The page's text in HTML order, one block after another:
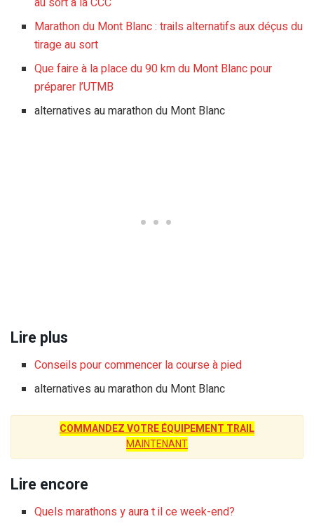
Marathon du Mont Blanc : trails alternatifs aux déçus du
tirage au sort
Que faire à la place du 90 km du Mont Blanc pour
préparer l’UTMB
alternatives au marathon du Mont Blanc
Lire plus
Conseils pour commencer la course à pied
alternatives au marathon du Mont Blanc
COMMANDEZ VOTRE ÉQUIPEMENT TRAIL
MAINTENANT
Lire encore
Quels marathons y aura t il ce week-end?